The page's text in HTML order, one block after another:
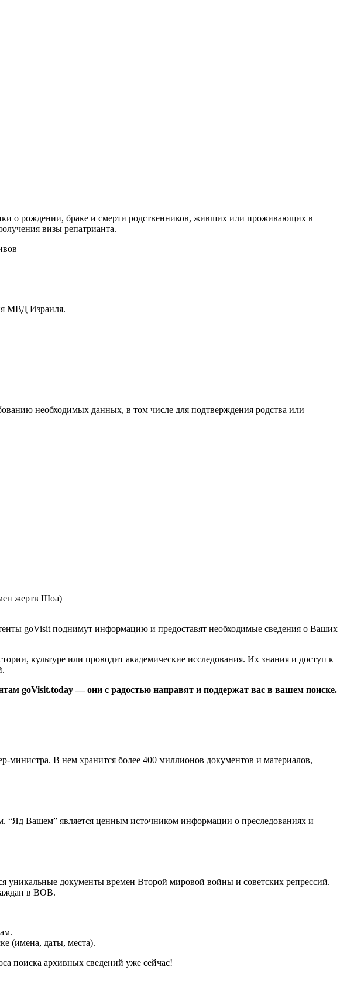
о рождении, браке и смерти родственников, живших или проживающих в
визы репатрианта.
МВД Израиля.
необходимых данных, в том числе для подтверждения родства или
жертв Шоа)
goVisit поднимут информацию и предоставят необходимые сведения о Ваших
культуре или проводит академические исследования. Их знания и доступ к
goVisit.today — они с радостью направят и поддержат вас в вашем поиске.
министра. В нем хранится более 400 миллионов документов и материалов,
“Яд Вашем” является ценным источником информации о преследованиях и
уникальные документы времен Второй мировой войны и советских репрессий.
в ВОВ.
(имена, даты, места).
поиска архивных сведений уже сейчас!